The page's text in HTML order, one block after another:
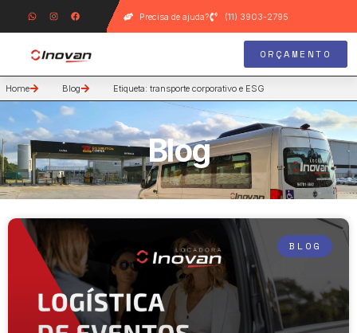
Precisa de ajuda? (11) 3903-2795
ORÇAMENTO
Home Blog Etiqueta: transporte corporativo e ESG
Blog
BLOG